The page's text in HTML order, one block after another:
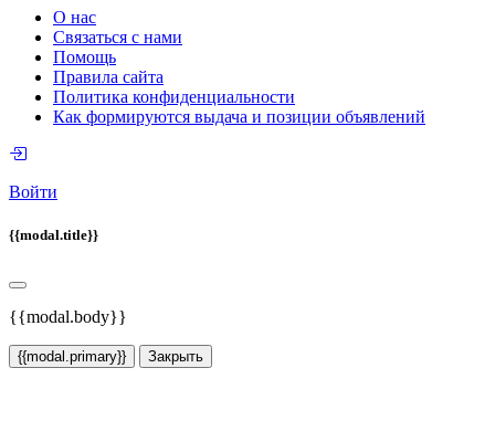
О нас
Связаться с нами
Помощь
Правила сайта
Политика конфиденциальности
Как формируются выдача и позиции объявлений
Войти
{{modal.title}}
{{modal.body}}
{{modal.primary}} Закрыть